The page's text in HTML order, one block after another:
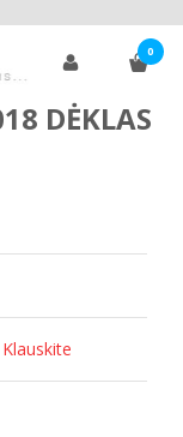
0
J6
DĖKLAS
Klauskite